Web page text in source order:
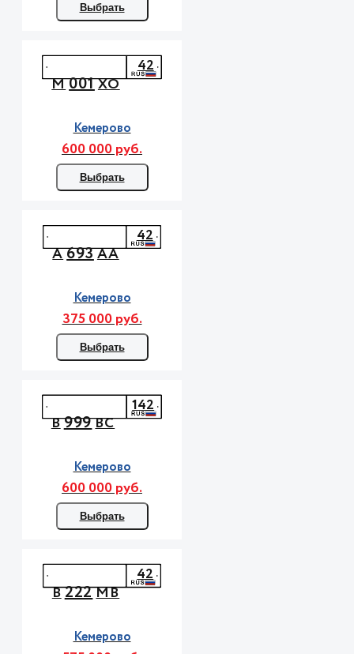
Выбрать
М001ХО
42
Кемерово
600 000 руб.
Выбрать
А693АА
42
Кемерово
375 000 руб.
Выбрать
В999ВС
142
Кемерово
600 000 руб.
Выбрать
В222МВ
42
Кемерово